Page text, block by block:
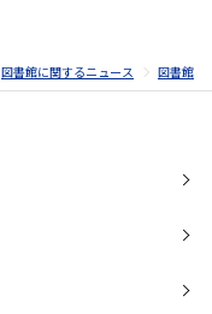
図書館に関するニュース 図書館